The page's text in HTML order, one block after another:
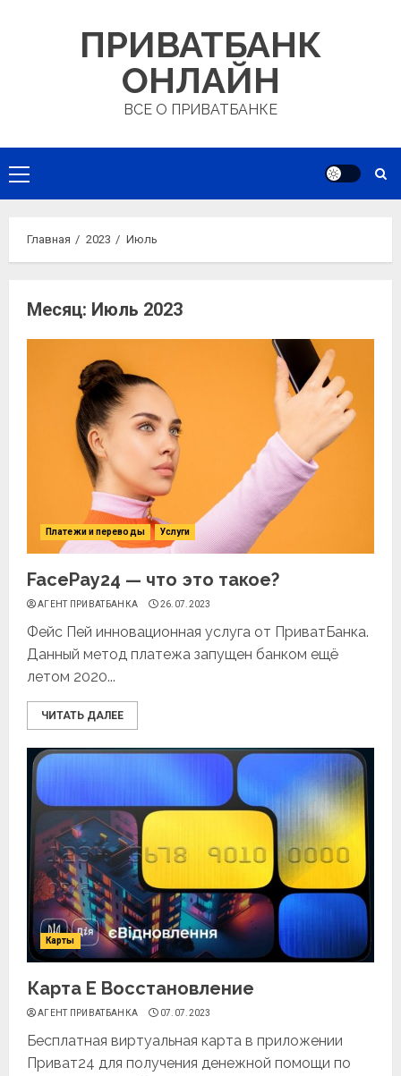
содержимомуПРИВАТБАНК
ОНЛАЙН
ВСЕ О ПРИВАТБАНКЕ
Основное
меню
Главная 2023 Июль
Месяц: Июль 2023
Платежи и переводы Услуги
FacePay24 — что это такое?
АГЕНТ ПРИВАТБАНКА 26.07.2023
Фейс Пей инновационная услуга от ПриватБанка.
Данный метод платежа запущен банком ещё
летом 2020...
ЧИТАТЬ ДАЛЕЕ
Карты
Карта Е Восстановление
АГЕНТ ПРИВАТБАНКА 07.07.2023
Бесплатная виртуальная карта в приложении
Приват24 для получения денежной помощи по